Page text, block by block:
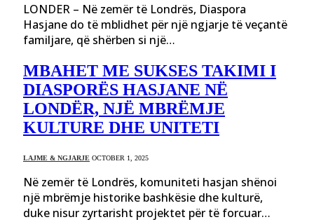
LONDER – Në zemër të Londrës, Diaspora
Hasjane do të mblidhet për një ngjarje të veçantë
familjare, që shërben si një…
MBAHET ME SUKSES TAKIMI I
DIASPORËS HASJANE NË
LONDËR, NJË MBRËMJE
KULTURE DHE UNITETI
LAJME & NGJARJE OCTOBER 1, 2025
Në zemër të Londrës, komuniteti hasjan shënoi
një mbrëmje historike bashkësie dhe kulturë,
duke nisur zyrtarisht projektet për të forcuar…